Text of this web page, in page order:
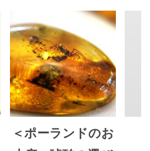
＜ポーランドのお